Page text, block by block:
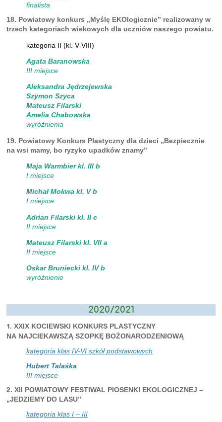
finalista
18. Powiatowy konkurs „Myślę EKOlogicznie” realizowany w
trzech kategoriach wiekowych dla uczniów naszego powiatu.
kategoria II (kl. V-VIII)
Agata Baranowska
III miejsce
Aleksandra Jędrzejewska
Szymon Szyca
Mateusz Filarski
Amelia Chabowska
wyróżnienia
19. Powiatowy Konkurs Plastyczny dla dzieci „Bezpiecznie
na wsi mamy, bo ryzyko upadków znamy”
Maja Warmbier kl. III b
I miejsce
Michał Mokwa kl. V b
I miejsce
Adrian Filarski kl. II c
II miejsce
Mateusz Filarski kl. VII a
II miejsce
Oskar Bruniecki kl. IV b
wyróżnienie
2020/2021
1. XXIX KOCIEWSKI KONKURS PLASTYCZNY
NA NAJCIEKAWSZĄ SZOPKĘ BOŻONARODZENIOWĄ
kategoria klas IV-VI szkół podstawowych
Hubert Talaśka
III miejsce
2. XII POWIATOWY FESTIWAL PIOSENKI EKOLOGICZNEJ –
„JEDZIEMY DO LASU”
kategoria klas I – III